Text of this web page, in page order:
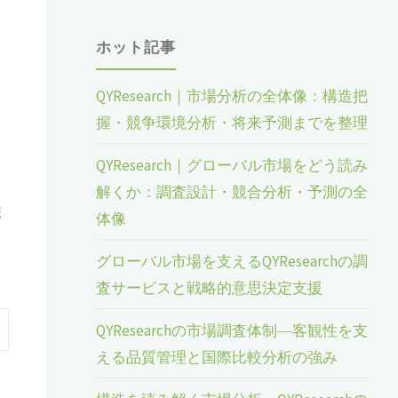
ホット記事
QYResearch｜市場分析の全体像：構造把
握・競争環境分析・将来予測までを整理
QYResearch｜グローバル市場をどう読み
解くか：調査設計・競合分析・予測の全
体像
グローバル市場を支えるQYResearchの調
査サービスと戦略的意思決定支援
QYResearchの市場調査体制―客観性を支
える品質管理と国際比較分析の強み